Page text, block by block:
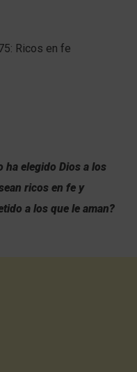
ha elegido Dios a los
ricos en fe y
a los que le aman?